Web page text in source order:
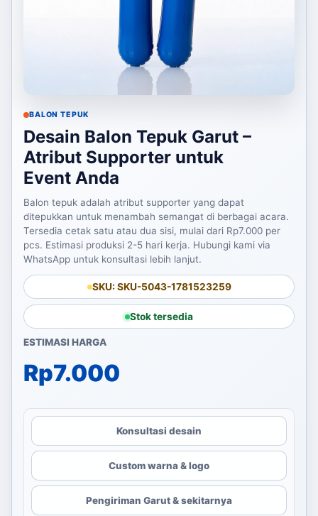
BALON TEPUK
Desain Balon Tepuk Garut –
Atribut Supporter untuk
Event Anda
Balon tepuk adalah atribut supporter yang dapat
ditepukkan untuk menambah semangat di berbagai acara.
Tersedia cetak satu atau dua sisi, mulai dari Rp7.000 per
pcs. Estimasi produksi 2-5 hari kerja. Hubungi kami via
WhatsApp untuk konsultasi lebih lanjut.
SKU: SKU-5043-1781523259
Stok tersedia
ESTIMASI HARGA
Rp7.000
Konsultasi desain
Custom warna & logo
Pengiriman Garut & sekitarnya